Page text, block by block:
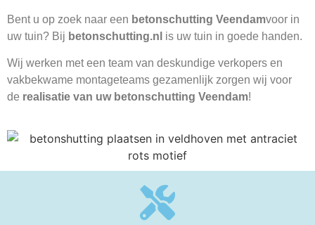
Bent u op zoek naar een betonschutting Veendamvoor in
uw tuin? Bij betonschutting.nl is uw tuin in goede handen.
Wij werken met een team van deskundige verkopers en
vakbekwame montageteams gezamenlijk zorgen wij voor
de realisatie van uw betonschutting Veendam!